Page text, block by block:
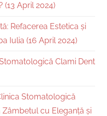
(13 April 2024)
Refacerea Estetica și
Iulia (16 April 2024)
Clami Dent
Stomatologică
cu Eleganță și